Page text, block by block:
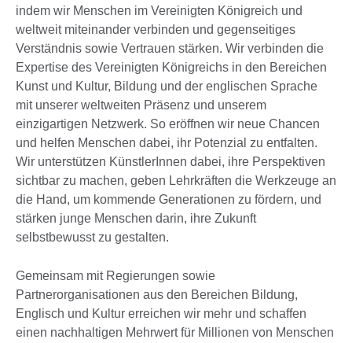
indem wir Menschen im Vereinigten Königreich und
weltweit miteinander verbinden und gegenseitiges
Verständnis sowie Vertrauen stärken. Wir verbinden die
Expertise des Vereinigten Königreichs in den Bereichen
Kunst und Kultur, Bildung und der englischen Sprache
mit unserer weltweiten Präsenz und unserem
einzigartigen Netzwerk. So eröffnen wir neue Chancen
und helfen Menschen dabei, ihr Potenzial zu entfalten.
Wir unterstützen KünstlerInnen dabei, ihre Perspektiven
sichtbar zu machen, geben Lehrkräften die Werkzeuge an
die Hand, um kommende Generationen zu fördern, und
stärken junge Menschen darin, ihre Zukunft
selbstbewusst zu gestalten.
Gemeinsam mit Regierungen sowie
Partnerorganisationen aus den Bereichen Bildung,
Englisch und Kultur erreichen wir mehr und schaffen
einen nachhaltigen Mehrwert für Millionen von Menschen